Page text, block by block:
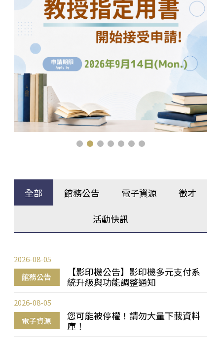
全部 館務公告 電子資源 徵才
活動快訊
館務公告
【影印機公告】影印機多元支付系
統升級與功能調整通知
2026-08-05
電子資源
您可能被停權！請勿大量下載資料
庫！
2026-08-05